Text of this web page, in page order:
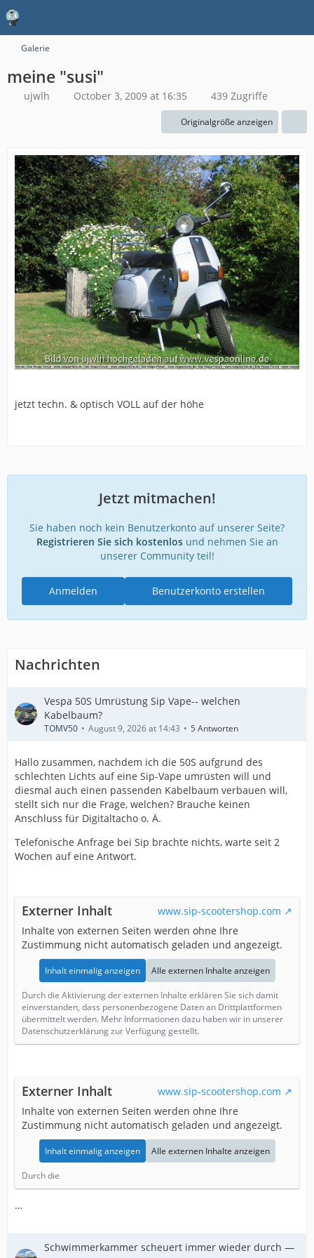
Galerie
meine "susi"
ujwlh October 3, 2009 at 16:35 439 Zugriffe
Originalgröße anzeigen
jetzt techn. & optisch VOLL auf der höhe
Jetzt mitmachen!
Sie haben noch kein Benutzerkonto auf unserer Seite?
Registrieren Sie sich kostenlosund nehmen Sie an
unserer Community teil!
Benutzerkonto erstellen
Anmelden
Nachrichten
Vespa 50S Umrüstung Sip Vape-- welchen
Kabelbaum?
TOMV50 August 9, 2026 at 14:43 5 Antworten
Hallo zusammen, nachdem ich die 50S aufgrund des
schlechten Lichts auf eine Sip-Vape umrüsten will und
diesmal auch einen passenden Kabelbaum verbauen will,
stellt sich nur die Frage, welchen? Brauche keinen
Anschluss für Digitaltacho o. Ä.
Telefonische Anfrage bei Sip brachte nichts, warte seit 2
Wochen auf eine Antwort.
Externer Inhalt
www.sip-scootershop.com
Inhalte von externen Seiten werden ohne Ihre
Zustimmung nicht automatisch geladen und angezeigt.
Inhalt einmalig anzeigen Alle externen Inhalte anzeigen
Durch die Aktivierung der externen Inhalte erklären Sie sich damit
einverstanden, dass personenbezogene Daten an Drittplattformen
übermittelt werden. Mehr Informationen dazu haben wir in unserer
Datenschutzerklärung zur Verfügung gestellt.
Externer Inhalt
www.sip-scootershop.com
Inhalte von externen Seiten werden ohne Ihre
Zustimmung nicht automatisch geladen und angezeigt.
Inhalt einmalig anzeigen Alle externen Inhalte anzeigen
Durch die
…
Schwimmerkammer scheuert immer wieder durch —